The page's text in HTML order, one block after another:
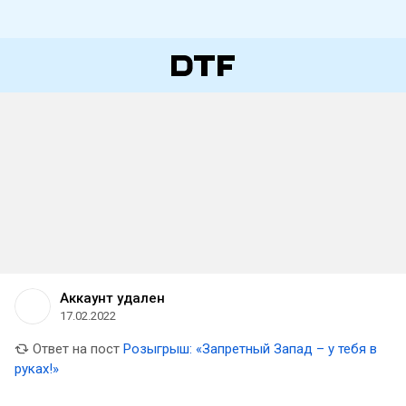
Аккаунт удален
17.02.2022
Ответ на пост Розыгрыш: «Запретный Запад – у тебя в
руках!»